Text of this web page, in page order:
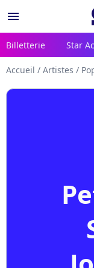
menu
Billetterie Star
Accueil / Artistes /